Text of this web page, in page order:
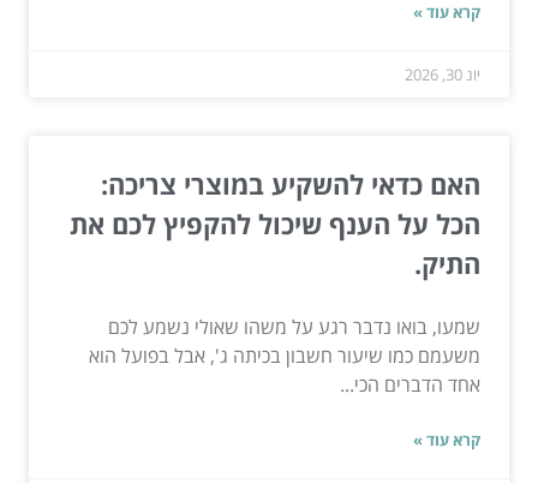
קרא עוד »
יונ 30, 2026
האם כדאי להשקיע במוצרי צריכה:
הכל על הענף שיכול להקפיץ לכם את
התיק.
שמעו, בואו נדבר רגע על משהו שאולי נשמע לכם
משעמם כמו שיעור חשבון בכיתה ג', אבל בפועל הוא
אחד הדברים הכי...
קרא עוד »